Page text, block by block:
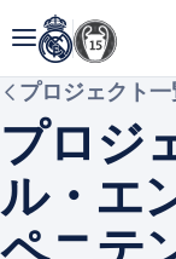
プロジェクト一
プロジ
ル・エ